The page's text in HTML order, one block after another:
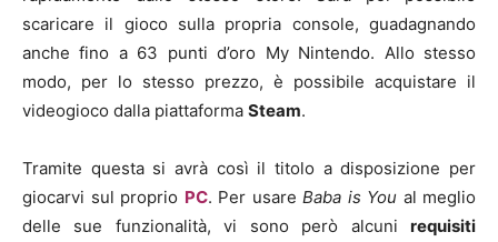
scaricare il gioco sulla propria console, guadagnando
anche fino a 63 punti d’oro My Nintendo. Allo stesso
modo, per lo stesso prezzo, è possibile acquistare il
videogioco dalla piattaforma Steam.
Tramite questa si avrà così il titolo a disposizione per
giocarvi sul proprio PC. Per usare Baba is You al meglio
delle sue funzionalità, vi sono però alcuni requisiti